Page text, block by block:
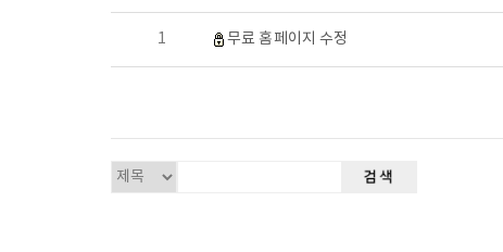
1 무료 홈페이지 수정